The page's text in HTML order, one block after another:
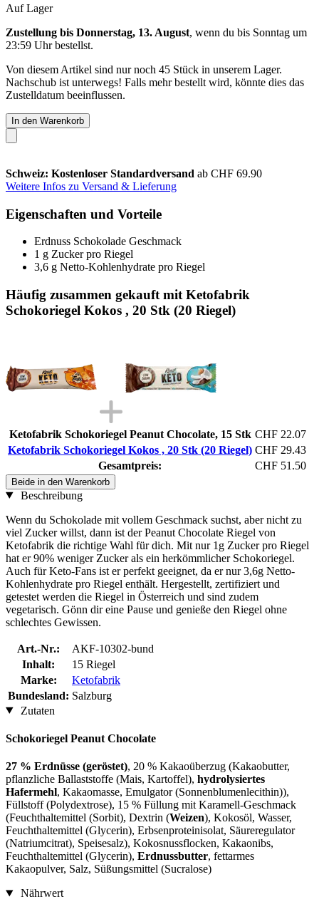
Auf Lager
Zustellung bis Donnerstag, 13. August, wenn du bis Sonntag um
23:59 Uhrbestellst.
Von diesem Artikel sind nur noch 45 Stück in unserem Lager.
Nachschub ist unterwegs! Falls mehr bestellt wird, könnte dies das
Zustelldatum beeinflussen.
In den Warenkorb
Schweiz: Kostenloser Standardversand ab CHF 69.90
Weitere Infos zu Versand & Lieferung
Eigenschaften und Vorteile
Erdnuss Schokolade Geschmack
1 g Zucker pro Riegel
3,6 g Netto-Kohlenhydrate pro Riegel
Häufig zusammen gekauft mit Ketofabrik
Schokoriegel Kokos , 20 Stk (20 Riegel)
Ketofabrik Schokoriegel Peanut Chocolate, 15 Stk CHF 22.07
Ketofabrik Schokoriegel Kokos , 20 Stk (20 Riegel) CHF 29.43
Gesamtpreis:
CHF 51.50
Beide in den Warenkorb
Beschreibung
Wenn du Schokolade mit vollem Geschmack suchst, aber nicht zu
viel Zucker willst, dann ist der Peanut Chocolate Riegel von
Ketofabrik die richtige Wahl für dich. Mit nur 1g Zucker pro Riegel
hat er 90% weniger Zucker als ein herkömmlicher Schokoriegel.
Auch für Keto-Fans ist er perfekt geeignet, da er nur 3,6g Netto-
Kohlenhydrate pro Riegel enthält. Hergestellt, zertifiziert und
getestet werden die Riegel in Österreich und sind zudem
vegetarisch. Gönn dir eine Pause und genieße den Riegel ohne
schlechtes Gewissen.
Art.-Nr.:
AKF-10302-bund
Inhalt:
15 Riegel
Marke:
Ketofabrik
Bundesland: Salzburg
Zutaten
Schokoriegel Peanut Chocolate
27 % Erdnüsse (geröstet), 20 % Kakaoüberzug (Kakaobutter,
pflanzliche Ballaststoffe (Mais, Kartoffel), hydrolysiertes
Hafermehl, Kakaomasse, Emulgator (Sonnenblumenlecithin)),
Füllstoff (Polydextrose), 15 % Füllung mit Karamell-Geschmack
(Feuchthaltemittel (Sorbit), Dextrin (Weizen), Kokosöl, Wasser,
Feuchthaltemittel (Glycerin), Erbsenproteinisolat, Säureregulator
(Natriumcitrat), Speisesalz), Kokosnussflocken, Kakaonibs,
Feuchthaltemittel (Glycerin), Erdnussbutter, fettarmes
Kakaopulver, Salz, Süßungsmittel (Sucralose)
Nährwert